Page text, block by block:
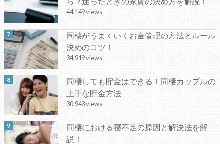
44,149 views
同棲がうまくいくお金管理の方法とルール
決めのコツ！
34,919 views
同棲しても貯金はできる！同棲カップルの
上手な貯金方法
30,943 views
同棲における寝不足の原因と解決法を解
説！